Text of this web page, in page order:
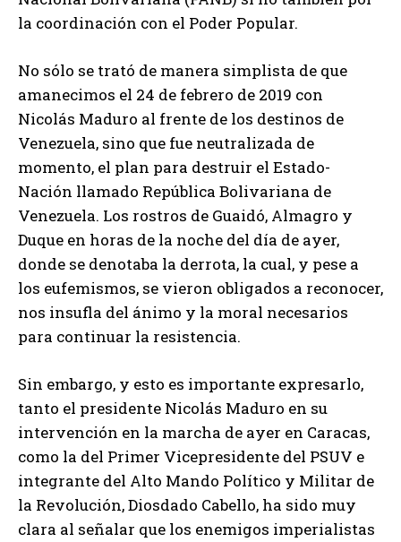
la coordinación con el Poder Popular.
No sólo se trató de manera simplista de que
amanecimos el 24 de febrero de 2019 con
Nicolás Maduro al frente de los destinos de
Venezuela, sino que fue neutralizada de
momento, el plan para destruir el Estado-
Nación llamado República Bolivariana de
Venezuela. Los rostros de Guaidó, Almagro y
Duque en horas de la noche del día de ayer,
donde se denotaba la derrota, la cual, y pese a
los eufemismos, se vieron obligados a reconocer,
nos insufla del ánimo y la moral necesarios
para continuar la resistencia.
Sin embargo, y esto es importante expresarlo,
tanto el presidente Nicolás Maduro en su
intervención en la marcha de ayer en Caracas,
como la del Primer Vicepresidente del PSUV e
integrante del Alto Mando Político y Militar de
la Revolución, Diosdado Cabello, ha sido muy
clara al señalar que los enemigos imperialistas